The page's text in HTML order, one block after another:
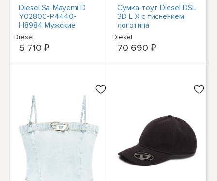
Diesel Sa-Mayemi D
Y02800-P4440-
H8984 Мужские
черные босоножки-
лодочки 12,5
Diesel
5 710 ₽
Сумка-тоут Diesel DSL
3D L X с тиснением
логотипа
Diesel
70 690 ₽